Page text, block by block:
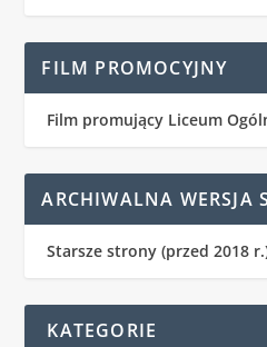
FILM PROMOCYJNY
Film promujący Liceum
ARCHIWALNA WERSJA
Starsze strony (przed 2018
KATEGORIE